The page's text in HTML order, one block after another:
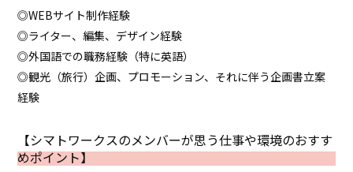
◎WEBサイト制作経験
◎ライター、編集、デザイン経験
◎外国語での職務経験（特に英語）
◎観光（旅行）企画、プロモーション、それに伴う企画書立案
経験
【シマトワークスのメンバーが思う仕事や環境のおすす
めポイント】